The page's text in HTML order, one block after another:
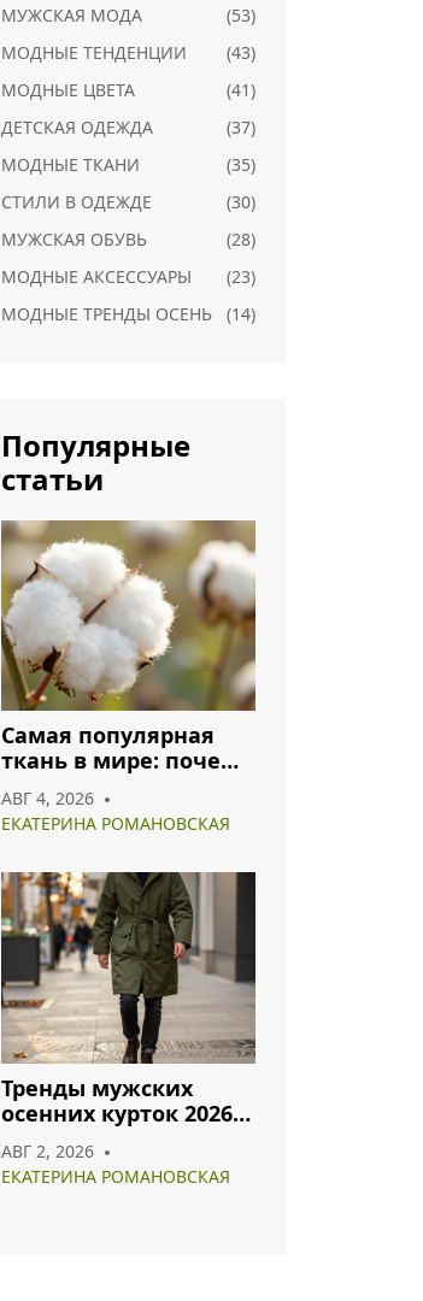
МУЖСКАЯ МОДА
(53)
МОДНЫЕ ТЕНДЕНЦИИ
(43)
МОДНЫЕ ЦВЕТА
(41)
ДЕТСКАЯ ОДЕЖДА
(37)
МОДНЫЕ ТКАНИ
(35)
СТИЛИ В ОДЕЖДЕ
(30)
МУЖСКАЯ ОБУВЬ
(28)
МОДНЫЕ АКСЕССУАРЫ
(23)
МОДНЫЕ ТРЕНДЫ ОСЕНЬ
(14)
Популярные
статьи
Самая популярная
ткань в мире: почему
хлопок и полиэстер
лидируют в 2026 году
АВГ 4, 2026
ЕКАТЕРИНА РОМАНОВСКАЯ
Тренды мужских
осенних курток 2026:
сочетать
АВГ 2, 2026
ЕКАТЕРИНА РОМАНОВСКАЯ